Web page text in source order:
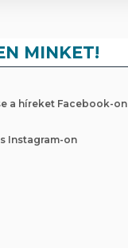
MINKET!
a híreket Facebook-on
Instagram-on